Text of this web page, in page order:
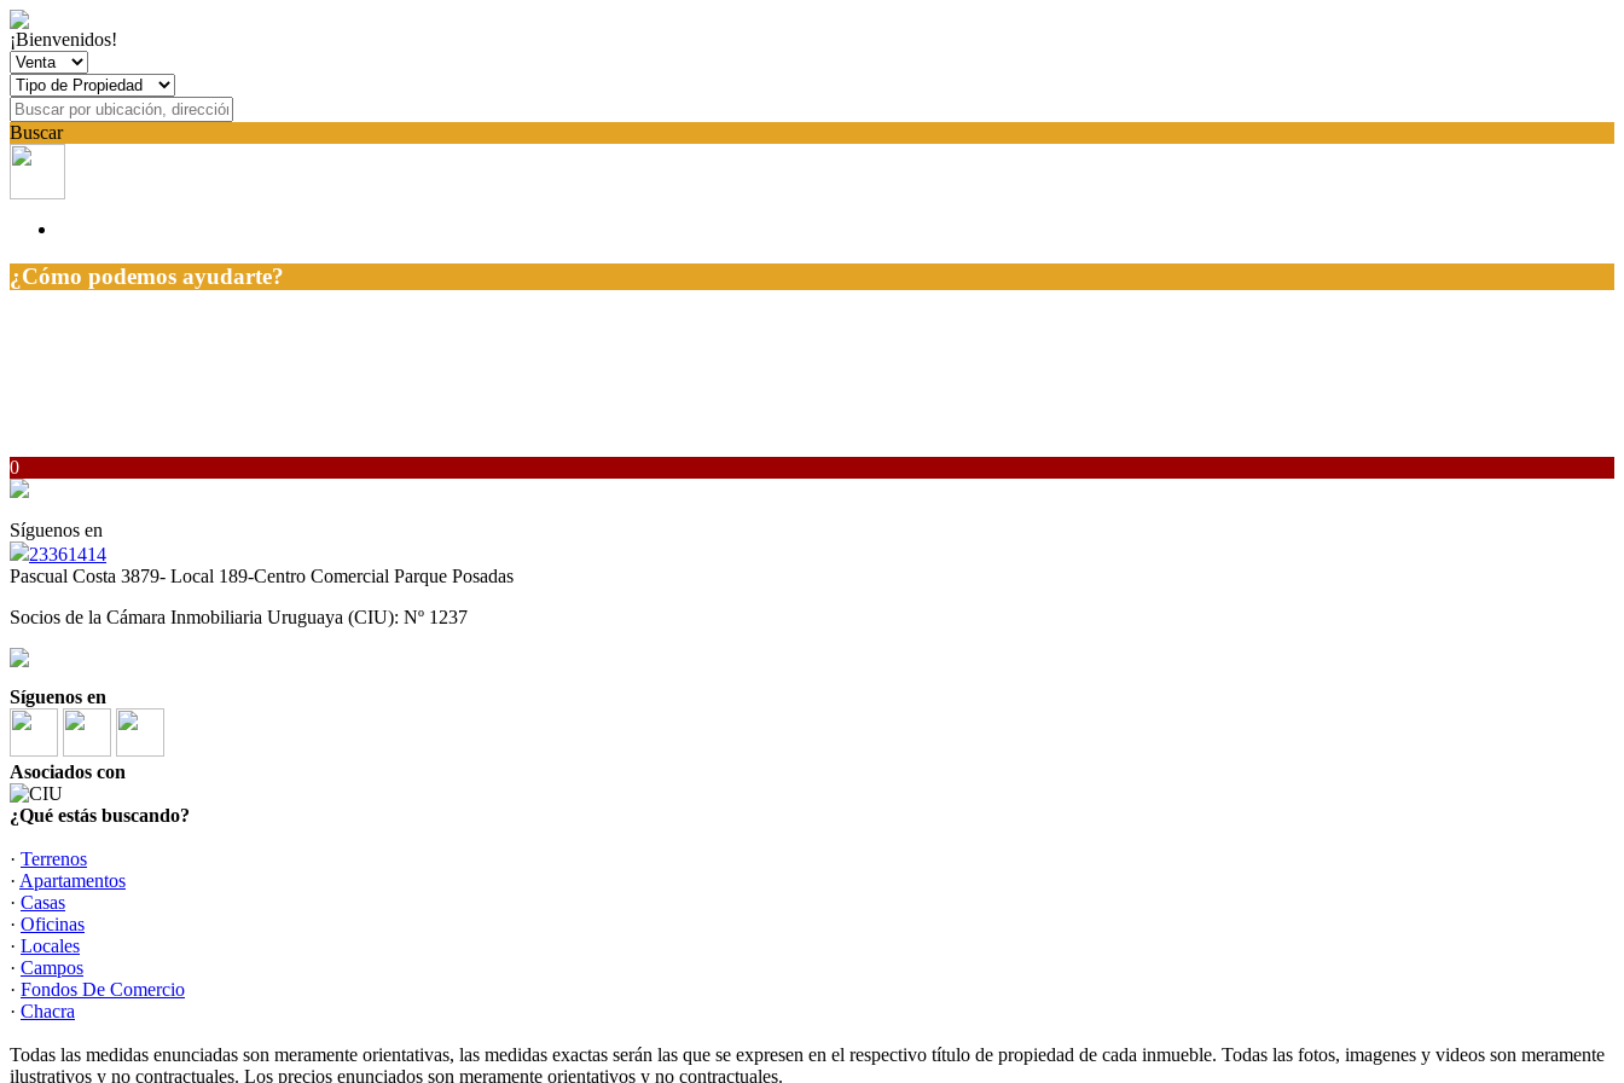
¡Bienvenidos!
Buscar
¿Cómo podemos ayudarte?
0
Síguenos en
23361414
Pascual Costa 3879- Local 189-Centro Comercial Parque Posadas
Socios de la Cámara Inmobiliaria Uruguaya (CIU): Nº 1237
Síguenos en
Asociados con
¿Qué estás buscando?
· Terrenos
· Apartamentos
· Casas
· Oficinas
· Locales
· Campos
· Fondos De Comercio
· Chacra
Todas las medidas enunciadas son meramente orientativas, las medidas exactas serán las que se expresen en el respectivo título de propiedad de cada inmueble. Todas las fotos, imagenes y videos son meramente
ilustrativos y no contractuales. Los precios enunciados son meramente orientativos y no contractuales.